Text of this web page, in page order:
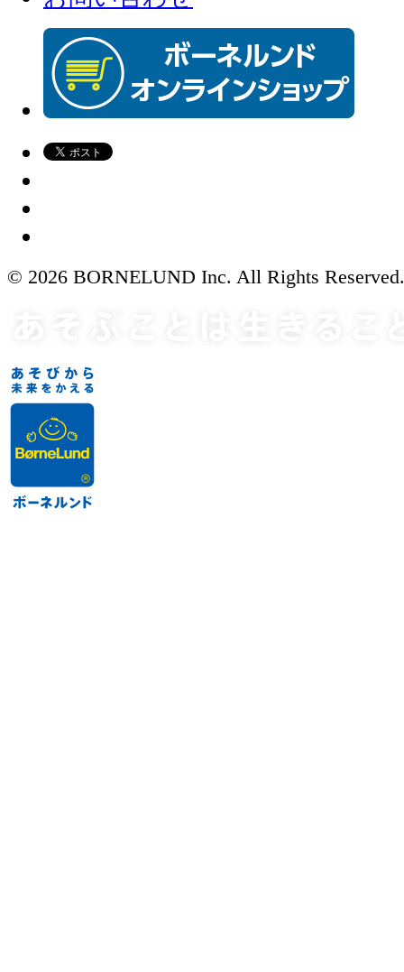
© 2026 BORNELUND Inc. All Rights Reserved.